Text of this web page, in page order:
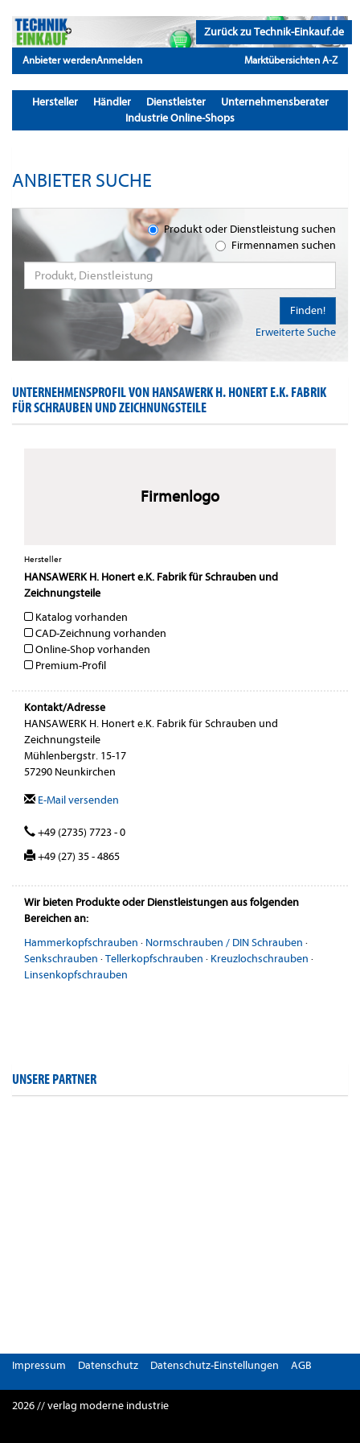
Zurück zu Technik-Einkauf.de
Anbieter werdenAnmelden Marktübersichten A-Z
Hersteller Händler Dienstleister
Unternehmensberater
Industrie Online-Shops
ANBIETER SUCHE
Produkt oder Dienstleistung suchen
Firmennamen suchen
Erweiterte Suche
Finden!
UNTERNEHMENSPROFIL VON HANSAWERK H. HONERT E.K. FABRIK
FÜR SCHRAUBEN UND ZEICHNUNGSTEILE
Firmenlogo
Hersteller
HANSAWERK H. Honert e.K. Fabrik für Schrauben und
Zeichnungsteile
Katalog vorhanden
CAD-Zeichnung vorhanden
Online-Shop vorhanden
Premium-Profil
Kontakt/Adresse
HANSAWERK H. Honert e.K. Fabrik für Schrauben und
Zeichnungsteile
Mühlenbergstr. 15-17
57290 Neunkirchen
E-Mail versenden
+49 (2735) 7723 - 0
+49 (27) 35 - 4865
Wir bieten Produkte oder Dienstleistungen aus folgenden
Bereichen an:
Hammerkopfschrauben · Normschrauben / DIN Schrauben ·
Senkschrauben ·Tellerkopfschrauben · Kreuzlochschrauben ·
Linsenkopfschrauben
UNSERE PARTNER
Impressum Datenschutz Datenschutz-Einstellungen AGB
2026 // verlag moderne industrie